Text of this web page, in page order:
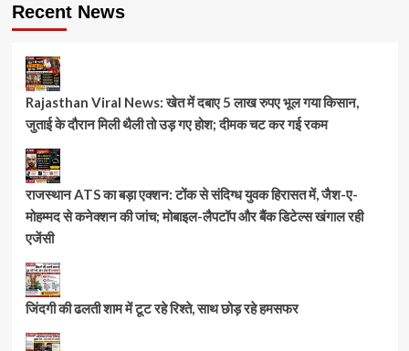
Recent News
Rajasthan Viral News: खेत में दबाए 5 लाख रुपए भूल गया किसान,
जुताई के दौरान मिली थैली तो उड़ गए होश; दीमक चट कर गई रकम
राजस्थान ATS का बड़ा एक्शन: टोंक से संदिग्ध युवक हिरासत में, जैश-ए-
मोहम्मद से कनेक्शन की जांच; मोबाइल-लैपटॉप और बैंक डिटेल्स खंगाल रही
एजेंसी
जिंदगी की ढलती शाम में टूट रहे रिश्ते, साथ छोड़ रहे हमसफर